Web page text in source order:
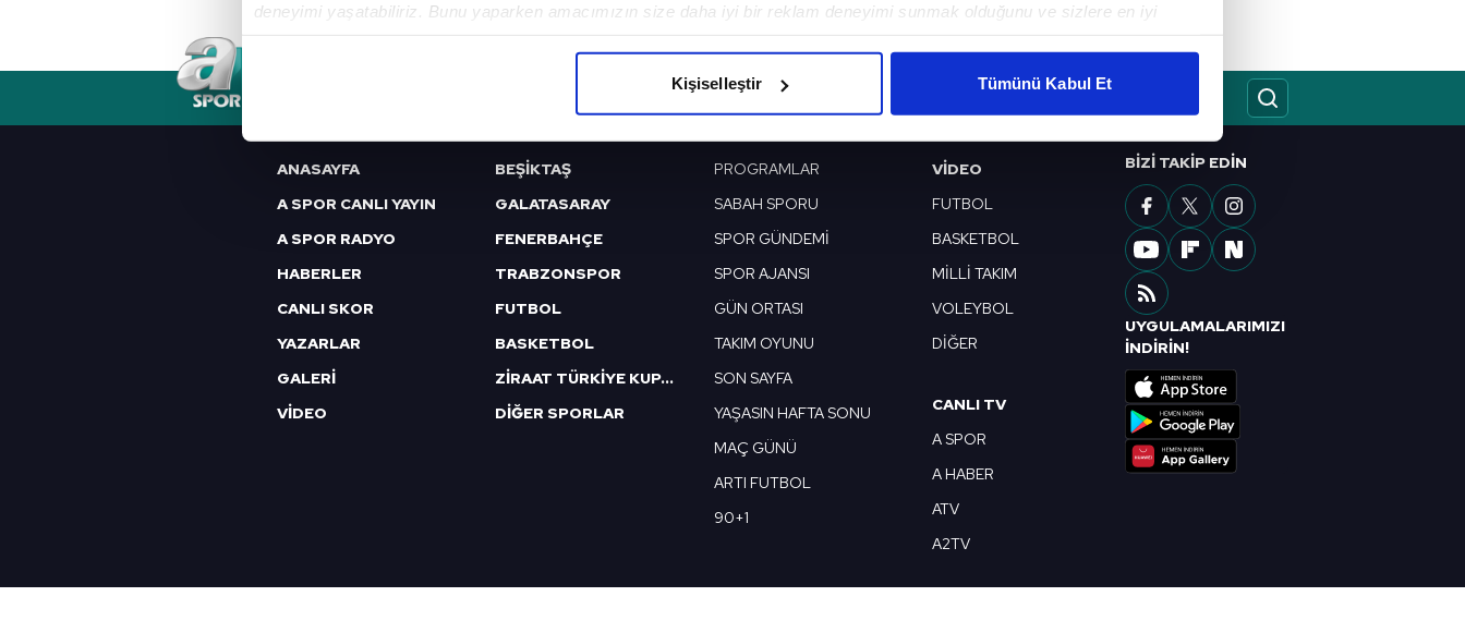
deneyimi yaşatabiliriz. Bunu yaparken amacımızın size daha iyi bir reklam deneyimi sunmak olduğunu ve sizlere en iyi
Her halükârda, kullanıcılar, bu çerezlere izin vermedikleri takdirde, kullanıcılara hedefli reklamlar gösterilmeyecektir."
Sizlere daha iyi bir hizmet sunabilmek için İnternet Sitemizde kendimize ve üçüncü kişilere ait çerezler kullanılmaktadır. Bu
çerezler vasıtasıyla çeşitli kişisel verileriniz işlenmekte olup gerekli olan çerezler bilgi toplumu hizmetlerinin sunulması
reklam/pazarlama faaliyetlerinin yapılması, amaçlarıyla sınırlı olarak açık rızanız dahilinde kullanılacaktır.
Çerezlere ilişkin tercihlerinizi aşağıda yer alan panel vasıtasıyla belirleyebilirsiniz. Çerezlere ilişkin detaylı bilgi için Ayarlar
6698 sayılı Kişisel Verilerin Korunması Kanunu uyarınca hazırlanmış Aydınlatma Metnimizi okumak ve sitemizde ilgili
mevzuata uygun olarak kullanılan çerezlerle ilgili bilgi almak için lütfen
Kişiselleştir Tümünü Kabul Et
GIZLILIK BILDIRIMI KÜNYE / İLETIŞIM
ANASAYFA
A SPOR CANLI YAYIN
A SPOR RADYO
HABERLER
CANLI SKOR
YAZARLAR
GALERİ
VİDEO
BEŞİKTAŞ
GALATASARAY
FENERBAHÇE
TRABZONSPOR
FUTBOL
BASKETBOL
ZİRAAT TÜRKİYE KUPASI
DİĞER SPORLAR
PROGRAMLAR
SABAH SPORU
SPOR GÜNDEMİ
SPOR AJANSI
GÜN ORTASI
TAKIM OYUNU
SON SAYFA
YAŞASIN HAFTA SONU
MAÇ GÜNÜ
ARTI FUTBOL
90+1
VIDEO
FUTBOL
BASKETBOL
MİLLİ TAKIM
VOLEYBOL
DİĞER
CANLI TV
A SPOR
A HABER
ATV
A2TV
BIZI TAKIP EDIN
UYGULAMALARIMIZI
İNDİRİN!